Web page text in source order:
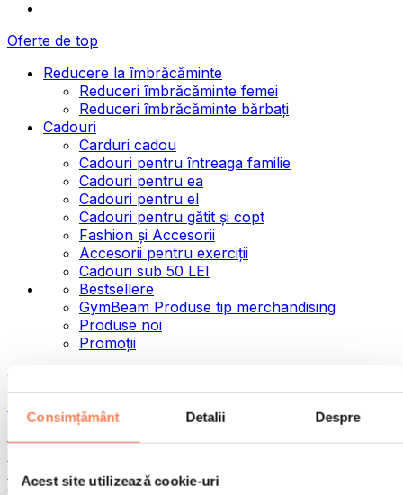
Consimțământ Detalii Despre
Acest site utilizează cookie-uri
Oferte de top
Reducere la îmbrăcăminte
Reduceri îmbrăcăminte femei
Reduceri îmbrăcăminte bărbați
Cadouri
Carduri cadou
Cadouri pentru întreaga familie
Cadouri pentru ea
Cadouri pentru el
Cadouri pentru gătit și copt
Fashion și Accesorii
Accesorii pentru exerciții
Cadouri sub 50 LEI
Bestsellere
GymBeam Produse tip merchandising
Produse noi
Promoții
Categorii
Semințe
Creme și paste tartinabile